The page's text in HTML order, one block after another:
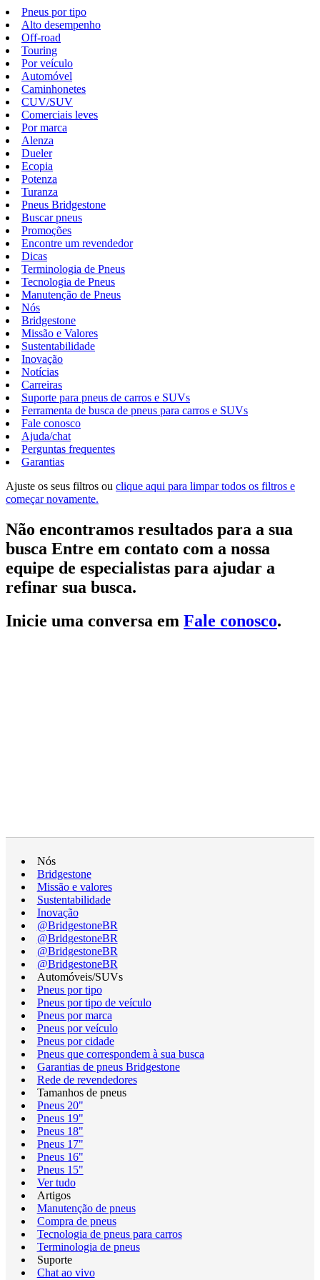
Pneus por tipo
Alto desempenho
Off-road
Touring
Por veículo
Automóvel
Caminhonetes
CUV/SUV
Comerciais leves
Por marca
Alenza
Dueler
Ecopia
Potenza
Turanza
Pneus Bridgestone
Buscar pneus
Promoções
Encontre um revendedor
Dicas
Terminologia de Pneus
Tecnologia de Pneus
Manutenção de Pneus
Nós
Bridgestone
Missão e Valores
Sustentabilidade
Inovação
Notícias
Carreiras
Suporte para pneus de carros e SUVs
Ferramenta de busca de pneus para carros e SUVs
Fale conosco
Ajuda/chat
Perguntas frequentes
Garantias
Ajuste os seus filtros ou clique aqui para limpar todos os filtros e
começar novamente.
Não encontramos resultados para a sua
busca Entre em contato com a nossa
equipe de especialistas para ajudar a
refinar sua busca.
Inicie uma conversa em Fale conosco.
Nós
Bridgestone
Missão e valores
Sustentabilidade
Inovação
@BridgestoneBR
@BridgestoneBR
@BridgestoneBR
@BridgestoneBR
Automóveis/SUVs
Pneus por tipo
Pneus por tipo de veículo
Pneus por marca
Pneus por veículo
Pneus por cidade
Pneus que correspondem à sua busca
Garantias de pneus Bridgestone
Rede de revendedores
Tamanhos de pneus
Pneus 20"
Pneus 19"
Pneus 18"
Pneus 17"
Pneus 16"
Pneus 15"
Ver tudo
Artigos
Manutenção de pneus
Compra de pneus
Tecnologia de pneus para carros
Terminologia de pneus
Suporte
Chat ao vivo